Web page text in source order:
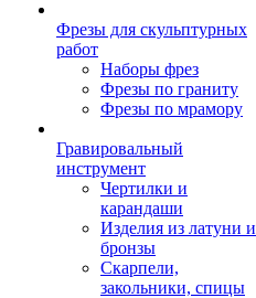
Фрезы для скульптурных
работ
Наборы фрез
Фрезы по граниту
Фрезы по мрамору
Гравировальный
инструмент
Чертилки и
карандаши
Изделия из латуни и
бронзы
Скарпели,
закольники, спицы